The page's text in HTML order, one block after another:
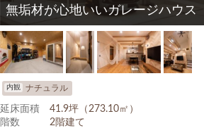
無垢材が心地いいガレージハウス
内観 ナチュラル
延床面積
41.9坪（273.10㎡）
階数
2階建て